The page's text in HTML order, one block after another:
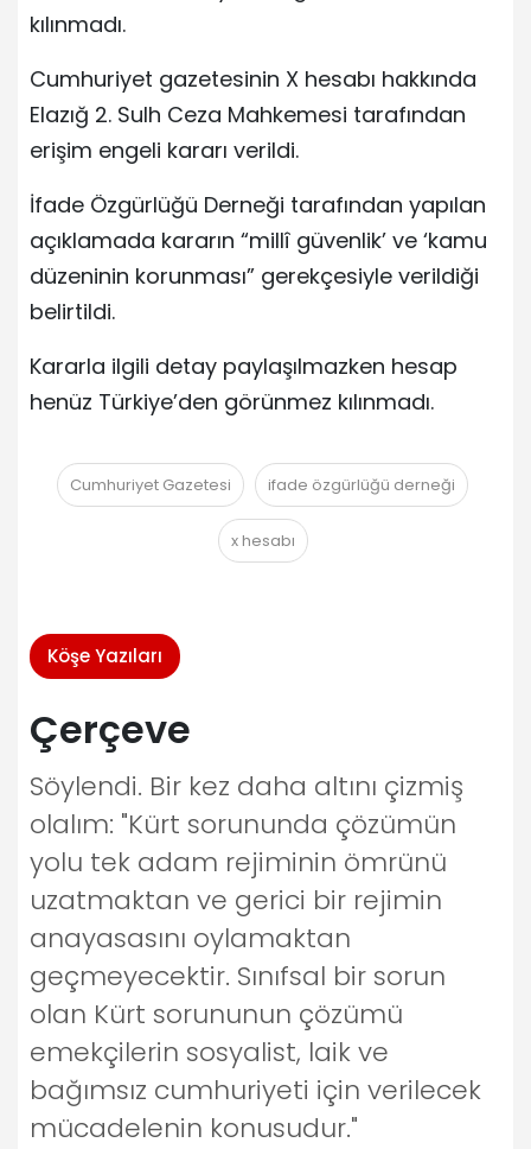
kılınmadı.
Cumhuriyet gazetesinin X hesabı hakkında
Elazığ 2. Sulh Ceza Mahkemesi tarafından
erişim engeli kararı verildi.
İfade Özgürlüğü Derneği tarafından yapılan
açıklamada kararın “millî güvenlik’ ve ‘kamu
düzeninin korunması” gerekçesiyle verildiği
belirtildi.
Kararla ilgili detay paylaşılmazken hesap
henüz Türkiye’den görünmez kılınmadı.
Cumhuriyet Gazetesi ifade özgürlüğü derneği
x hesabı
Köşe Yazıları
Çerçeve
Söylendi. Bir kez daha altını çizmiş
olalım: "Kürt sorununda çözümün
yolu tek adam rejiminin ömrünü
uzatmaktan ve gerici bir rejimin
anayasasını oylamaktan
geçmeyecektir. Sınıfsal bir sorun
olan Kürt sorununun çözümü
emekçilerin sosyalist, laik ve
bağımsız cumhuriyeti için verilecek
mücadelenin konusudur."